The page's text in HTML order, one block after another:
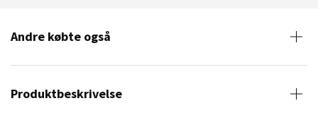
Andre købte også
Produktbeskrivelse